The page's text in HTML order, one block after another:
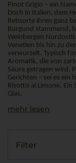
Pinot Grigio – ein
Doch in Italien, dem
Rebsorte ihren ganz
Burgund stammend,
Weinbergen
Venetien bis hin zu
verwurzelt. Typisch
Aromatik, die von
Säure getragen wird.
Gerichten – sei es ein
Risotto al Limone. Ein
Glas.
mehr lesen
Filter